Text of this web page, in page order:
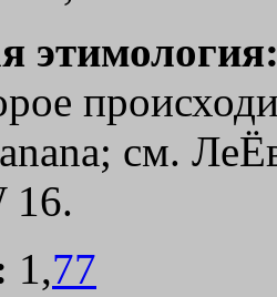
см.
16.
1,77